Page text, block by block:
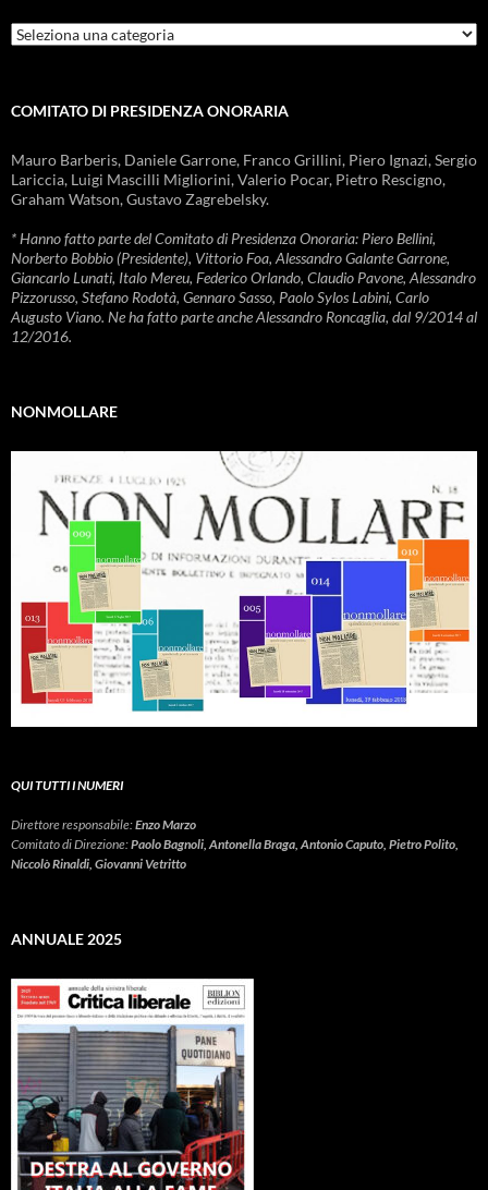
Rubriche
COMITATO DI PRESIDENZA ONORARIA
Mauro Barberis, Daniele Garrone, Franco Grillini, Piero Ignazi, Sergio
Lariccia, Luigi Mascilli Migliorini, Valerio Pocar, Pietro Rescigno,
Graham Watson, Gustavo Zagrebelsky.
* Hanno fatto parte del Comitato di Presidenza Onoraria: Piero Bellini,
Norberto Bobbio (Presidente), Vittorio Foa, Alessandro Galante Garrone,
Giancarlo Lunati, Italo Mereu, Federico Orlando, Claudio Pavone, Alessandro
Pizzorusso, Stefano Rodotà, Gennaro Sasso, Paolo Sylos Labini, Carlo
Augusto Viano. Ne ha fatto parte anche Alessandro Roncaglia, dal 9/2014 al
12/2016.
NONMOLLARE
QUI TUTTI I NUMERI
Direttore responsabile:Enzo Marzo
Comitato di Direzione:Paolo Bagnoli, Antonella Braga, Antonio Caputo, Pietro Polito,
Niccolò Rinaldi, Giovanni Vetritto
ANNUALE 2025